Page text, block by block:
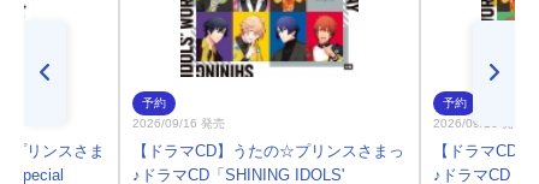
プリンスさま
Special
予約
2026/09/16 発売
【ドラマCD】うたの☆プリンスさまっ
♪ドラマCD「SHINING IDOLS'
予約
2026/09/16 発売
【ドラマCD
♪ドラマCD「